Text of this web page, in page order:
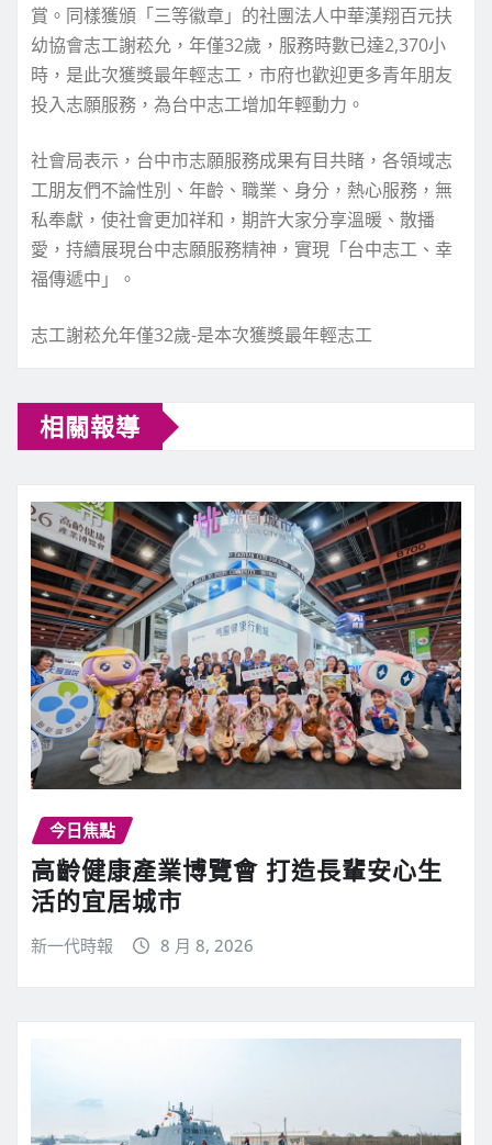
賞。同樣獲頒「三等徽章」的社團法人中華漢翔百元扶
幼協會志工謝菘允，年僅32歲，服務時數已達2,370小
時，是此次獲獎最年輕志工，市府也歡迎更多青年朋友
投入志願服務，為台中志工增加年輕動力。
社會局表示，台中市志願服務成果有目共睹，各領域志
工朋友們不論性別、年齡、職業、身分，熱心服務，無
私奉獻，使社會更加祥和，期許大家分享溫暖、散播
愛，持續展現台中志願服務精神，實現「台中志工、幸
福傳遞中」。
志工謝菘允年僅32歲-是本次獲獎最年輕志工
相關報導
今日焦點
高齡健康產業博覽會 打造長輩安心生
活的宜居城市
新一代時報 8 月 8, 2026